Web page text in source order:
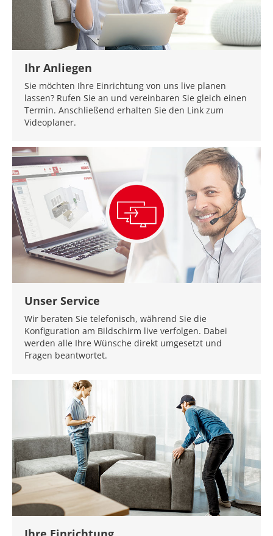
Ihr Anliegen
Sie möchten Ihre Einrichtung von uns live planen
lassen? Rufen Sie an und vereinbaren Sie gleich einen
Termin. Anschließend erhalten Sie den Link zum
Videoplaner.
Unser Service
Wir beraten Sie telefonisch, während Sie die
Konfiguration am Bildschirm live verfolgen. Dabei
werden alle Ihre Wünsche direkt umgesetzt und
Fragen beantwortet.